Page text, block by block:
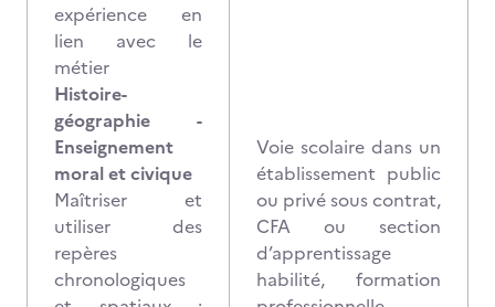
expérience en
lien avec le
métier
Histoire-
géographie -
Enseignement
moral et civique
Maîtriser et
utiliser des
repères
chronologiques
Voie scolaire dans un
établissement public
ou privé sous contrat,
CFA ou section
d’apprentissage
habilité, formation